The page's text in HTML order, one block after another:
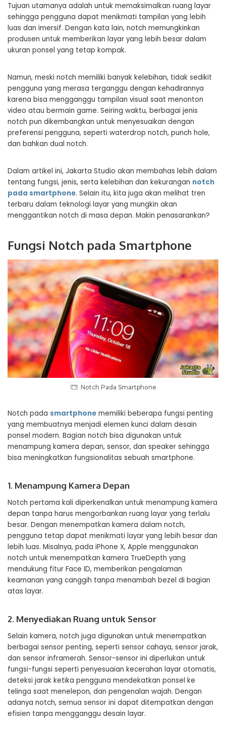
Tujuan utamanya adalah untuk memaksimalkan ruang layar
sehingga pengguna dapat menikmati tampilan yang lebih
luas dan imersif. Dengan kata lain, notch memungkinkan
produsen untuk memberikan layar yang lebih besar dalam
ukuran ponsel yang tetap kompak.
Namun, meski notch memiliki banyak kelebihan, tidak sedikit
pengguna yang merasa terganggu dengan kehadirannya
karena bisa mengganggu tampilan visual saat menonton
video atau bermain game. Seiring waktu, berbagai jenis
notch pun dikembangkan untuk menyesuaikan dengan
preferensi pengguna, seperti waterdrop notch, punch hole,
dan bahkan dual notch.
Dalam artikel ini, Jakarta Studio akan membahas lebih dalam
tentang fungsi, jenis, serta kelebihan dan kekurangan notch
pada smartphone. Selain itu, kita juga akan melihat tren
terbaru dalam teknologi layar yang mungkin akan
menggantikan notch di masa depan. Makin penasarankan?
Fungsi Notch pada Smartphone
Notch Pada Smartphone
Notch pada smartphone memiliki beberapa fungsi penting
yang membuatnya menjadi elemen kunci dalam desain
ponsel modern. Bagian notch bisa digunakan untuk
menampung kamera depan, sensor, dan speaker sehingga
bisa meningkatkan fungsionalitas sebuah smartphone.
1. Menampung Kamera Depan
Notch pertama kali diperkenalkan untuk menampung kamera
depan tanpa harus mengorbankan ruang layar yang terlalu
besar. Dengan menempatkan kamera dalam notch,
pengguna tetap dapat menikmati layar yang lebih besar dan
lebih luas. Misalnya, pada iPhone X, Apple menggunakan
notch untuk menempatkan kamera TrueDepth yang
mendukung fitur Face ID, memberikan pengalaman
keamanan yang canggih tanpa menambah bezel di bagian
atas layar.
2. Menyediakan Ruang untuk Sensor
Selain kamera, notch juga digunakan untuk menempatkan
berbagai sensor penting, seperti sensor cahaya, sensor jarak,
dan sensor inframerah. Sensor-sensor ini diperlukan untuk
fungsi-fungsi seperti penyesuaian kecerahan layar otomatis,
deteksi jarak ketika pengguna mendekatkan ponsel ke
telinga saat menelepon, dan pengenalan wajah. Dengan
adanya notch, semua sensor ini dapat ditempatkan dengan
efisien tanpa mengganggu desain layar.